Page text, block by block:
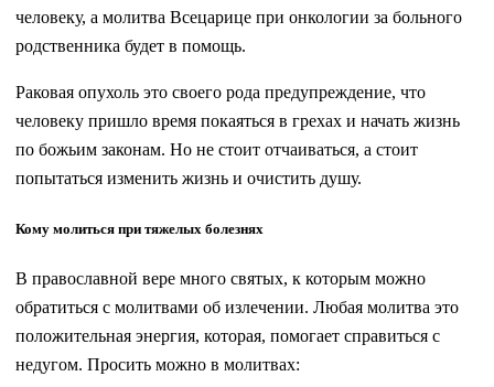
человеку, а молитва Всецарице при онкологии за больного
родственника будет в помощь.
Раковая опухоль это своего рода предупреждение, что
человеку пришло время покаяться в грехах и начать жизнь
по божьим законам. Но не стоит отчаиваться, а стоит
попытаться изменить жизнь и очистить душу.
Кому молиться при тяжелых болезнях
В православной вере много святых, к которым можно
обратиться с молитвами об излечении. Любая молитва это
положительная энергия, которая, помогает справиться с
недугом. Просить можно в молитвах: